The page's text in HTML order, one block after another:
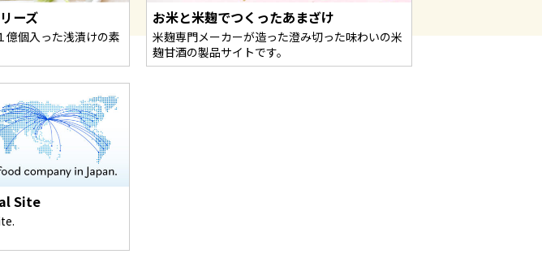
ーズ
億個入った浅漬けの素
お米と米麹でつくったあまざけ
米麹専門メーカーが造った澄み切った味わいの米
麹甘酒の製品サイトです。
Site